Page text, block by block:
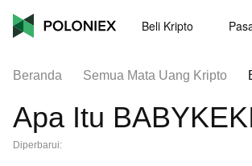
Beli Kripto
Beranda Semua Mata Uang Kripto
Apa Itu
Diperbarui: